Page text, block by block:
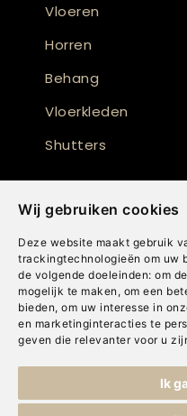
Wij gebruiken cookies
Deze website maakt gebruik
trackingtechnologieën om uw
de volgende doeleinden: om
mogelijk te maken , om een
bieden, om uw interesse in
en marketinginteracties te
geven die relevanter voor u
Ik
Vloeren
Horren
Behang
Vloerkleden
Shutters
Cookies